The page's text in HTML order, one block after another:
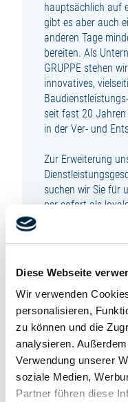
Diese Webseite
Wir verwenden
personalisieren,
zu können und die
analysieren.
Verwendung unserer
soziale Medien,
Partner führen diese
hauptsächlich auf
gibt es aber auch
anderen Tage
bereiten. Als
GRUPPE stehen
innovatives,
seit fast 20 Jahren
in der Ver- und
Zur Erweiterung
suchen wir Sie für
per sofort als
SIE SIND
Erfassung und
Messstellen des
Errichtung von